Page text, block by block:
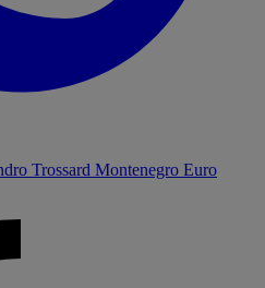
Trossard Montenegro Euro